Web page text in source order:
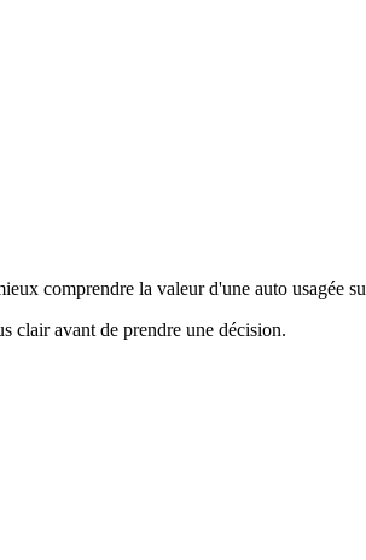
comprendre la valeur d'une auto usagée
clair avant de prendre une décision.